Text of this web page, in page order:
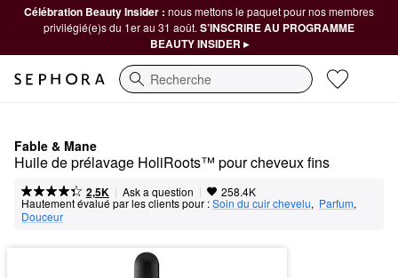
Célébration Beauty Insider : nous mettons le paquet pour nos membres
privilégié(e)s du 1er au 31 août. S’INSCRIRE AU PROGRAMME
BEAUTY INSIDER ▸
Recherche
Fable & Mane
Huile de prélavage HoliRoots™ pour cheveux fins
2,5K | Ask a question | 258.4K
Hautement évalué par les clients pour :Soin du cuir chevelu, Parfum,
Douceur